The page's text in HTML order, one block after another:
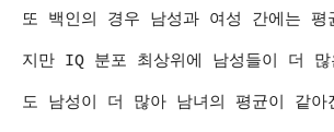
또 백인의 경우 남성과 여성 간에는
지만 IQ 분포 최상위에 남성들이 더 많
도 남성이 더 많아 남녀의 평균이 같